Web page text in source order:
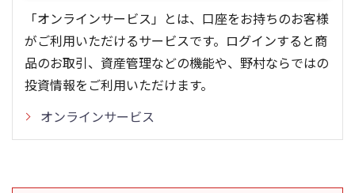
「オンラインサービス」とは、口座をお持ちのお客様
がご利用いただけるサービスです。ログインすると商
品のお取引、資産管理などの機能や、野村ならではの
投資情報をご利用いただけます。
オンラインサービス